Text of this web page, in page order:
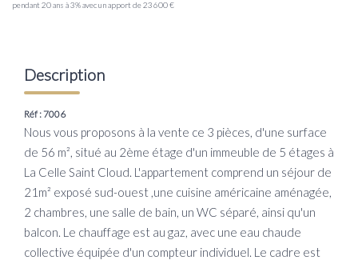
Nos Actualités
PARRAINAGE
pendant 20 ans à 3% avec un apport de 23 600 €
Description
Réf : 7006
Nous vous proposons à la vente ce 3 pièces, d'une surface
de 56 m², situé au 2ème étage d'un immeuble de 5 étages à
La Celle Saint Cloud. L'appartement comprend un séjour de
21m² exposé sud-ouest ,une cuisine américaine aménagée,
2 chambres, une salle de bain, un WC séparé, ainsi qu'un
balcon. Le chauffage est au gaz, avec une eau chaude
collective équipée d'un compteur individuel. Le cadre est